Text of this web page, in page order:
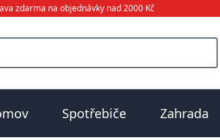
zdarma na objednávky nad 2000 Kč
Spotřebiče Zahrada